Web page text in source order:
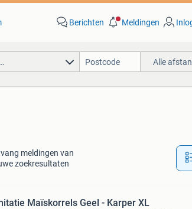
Berichten Meldingen
Alle
meldingen van
zoekresultaten
Maïskorrels Geel - Karper XL